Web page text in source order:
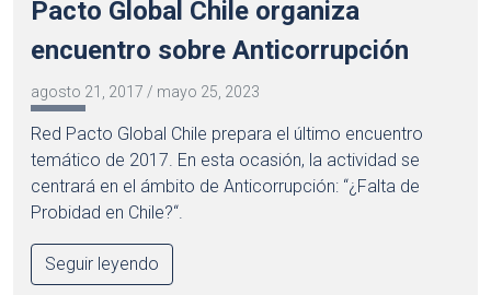
Pacto Global Chile organiza
encuentro sobre Anticorrupción
agosto 21, 2017 / mayo 25, 2023
Red Pacto Global Chile prepara el último encuentro
temático de 2017. En esta ocasión, la actividad se
centrará en el ámbito de Anticorrupción: “¿Falta de
Probidad en Chile?“.
Seguir leyendo